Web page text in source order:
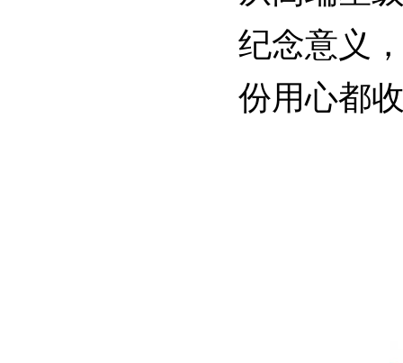
纪念意义
份用心都